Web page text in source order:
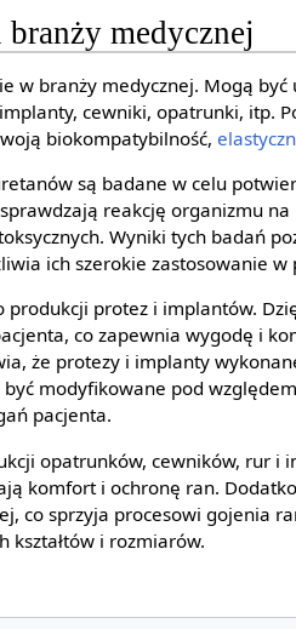
medycznej
w branży medycznej. Mogą
cewniki, opatrunki, itp.
biokompatybilność,
są badane w celu
reakcję organizmu
Wyniki tych badań
ich szerokie zastosowanie
produkcji protez i implantów.
co zapewnia wygodę i
że protezy i implanty
modyfikowane pod
pacjenta.
opatrunków, cewników, rur i
komfort i ochronę ran.
co sprzyja procesowi gojenia
kształtów i rozmiarów.